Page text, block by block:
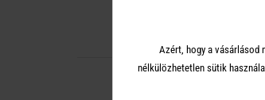
Azért, hogy a vásárlásod
nélkülözhetetlen sütik